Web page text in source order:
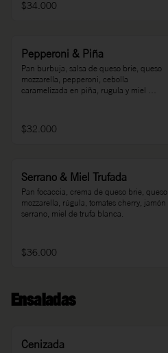
$34.000
Pepperoni & Piña
Pan burbuja, salsa de queso brie, queso
mozzarella, pepperoni, cebolla
caramelizada en piña, rugula y miel
$32.000
Serrano & Miel Trufada
Pan focaccia, crema de queso brie, queso
mozzarella, rúgula, tomates cherry, jamón
serrano, miel de trufa blanca.
$36.000
Ensaladas
Cenizada